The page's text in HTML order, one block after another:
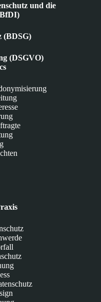
und die
(BDSG)
(DSGVO)